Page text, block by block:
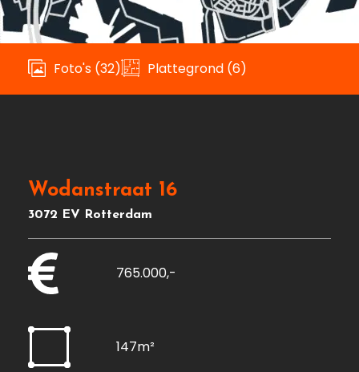
Foto's (32) Plattegrond (6)
Wodanstraat 16
3072 EV Rotterdam
765.000,-
147m²